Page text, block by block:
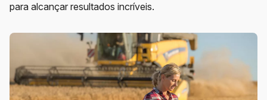
para alcançar resultados incríveis.